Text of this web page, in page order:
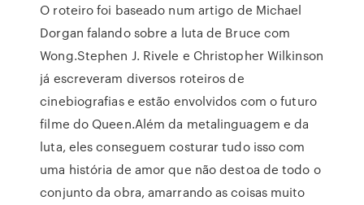
O roteiro foi baseado num artigo de Michael
Dorgan falando sobre a luta de Bruce com
Wong.Stephen J. Rivele e Christopher Wilkinson
já escreveram diversos roteiros de
cinebiografias e estão envolvidos com o futuro
filme do Queen.Além da metalinguagem e da
luta, eles conseguem costurar tudo isso com
uma história de amor que não destoa de todo o
conjunto da obra, amarrando as coisas muito